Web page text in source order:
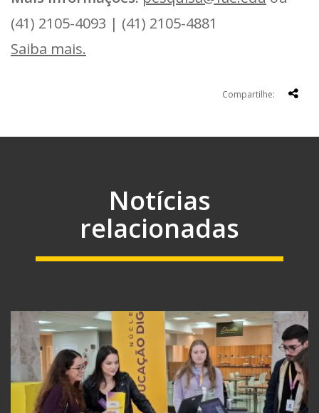
(41) 2105-4093 | (41) 2105-4881
Saiba mais.
Compartilhe:
Notícias
relacionadas